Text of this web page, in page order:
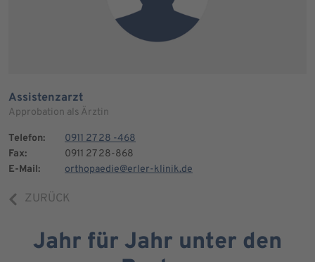
Assistenzarzt
Approbation als Ärztin
Telefon:
0911 27 28 -468
Fax:
0911 27 28-868
E-Mail:
orthopaedie@erler-klinik.de
ZURÜCK
Jahr für Jahr unter den